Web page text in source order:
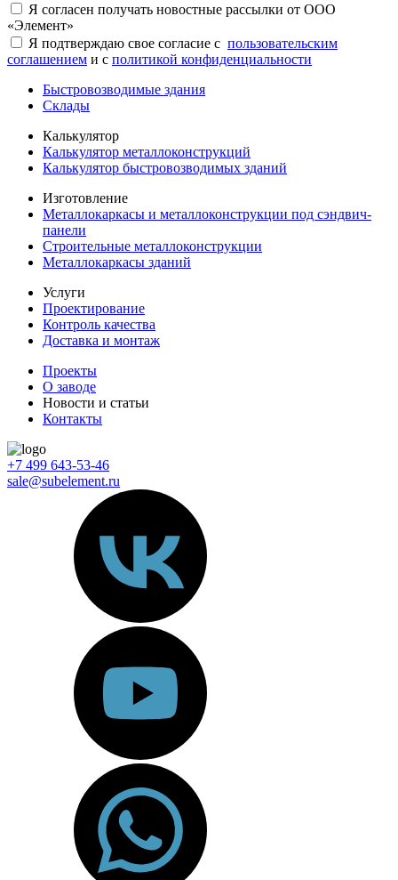
Я согласен получать новостные рассылки от ООО
«Элемент»
Я подтверждаю свое согласие с пользовательским
соглашением и с политикой конфиденциальности
Быстровозводимые здания
Склады
Калькулятор
Калькулятор металлоконструкций
Калькулятор быстровозводимых зданий
Изготовление
Металлокаркасы и металлоконструкции под сэндвич-
панели
Строительные металлоконструкции
Металлокаркасы зданий
Услуги
Проектирование
Контроль качества
Доставка и монтаж
Проекты
О заводе
Новости и статьи
Контакты
+7 499 643-53-46
sale@subelement.ru